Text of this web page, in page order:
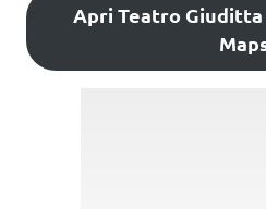
Apri Teatro Giuditta